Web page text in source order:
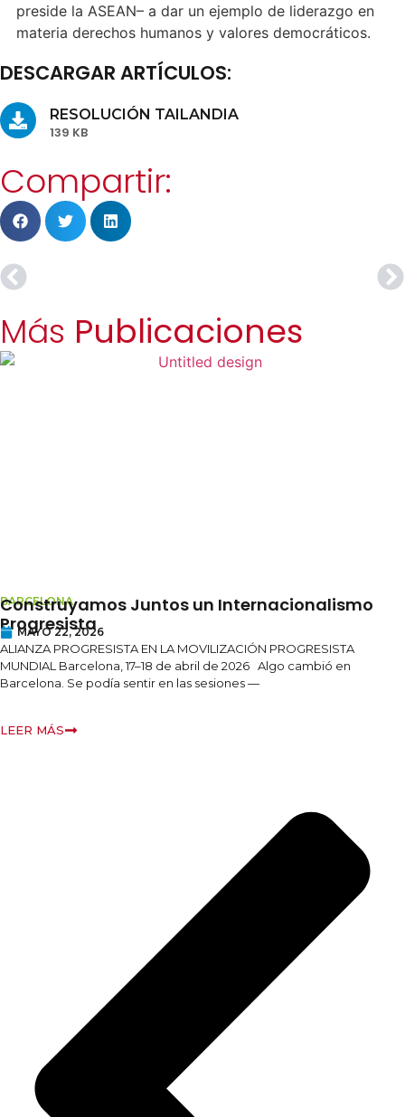
preside la ASEAN– a dar un ejemplo de liderazgo en
materia derechos humanos y valores democráticos.
DESCARGAR ARTÍCULOS:
RESOLUCIÓN TAILANDIA
139 KB
Compartir:
Más Publicaciones
BARCELONA
Construyamos Juntos un Internacionalismo
Progresista
MAYO 22, 2026
ALIANZA PROGRESISTA EN LA MOVILIZACIÓN PROGRESISTA
MUNDIAL Barcelona, 17–18 de abril de 2026 Algo cambió en
Barcelona. Se podía sentir en las sesiones —
LEER MÁS